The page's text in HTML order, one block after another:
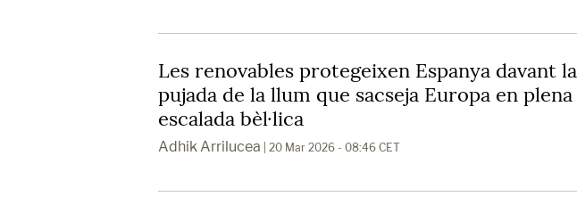
Les renovables protegeixen Espanya davant la
pujada de la llum que sacseja Europa en plena
escalada bèl·lica
Adhik Arrilucea | 20 Mar 2026 - 08:46 CET